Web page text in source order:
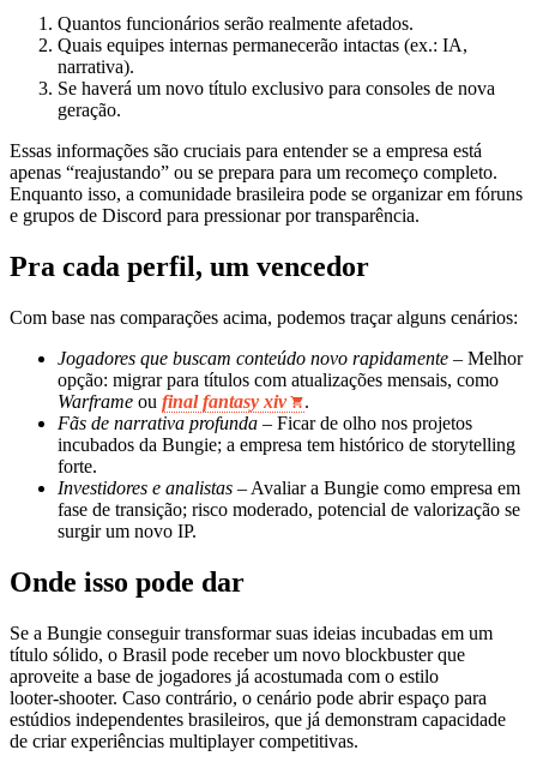
Quantos funcionários serão realmente afetados.
Quais equipes internas permanecerão intactas (ex.: IA,
narrativa).
Se haverá um novo título exclusivo para consoles de nova
geração.
Essas informações são cruciais para entender se a empresa está
apenas “reajustando” ou se prepara para um recomeço completo.
Enquanto isso, a comunidade brasileira pode se organizar em fóruns
e grupos de Discord para pressionar por transparência.
Pra cada perfil, um vencedor
Com base nas comparações acima, podemos traçar alguns cenários:
Jogadores que buscam conteúdo novo rapidamente – Melhor
opção: migrar para títulos com atualizações mensais, como
Warframe ou final fantasy xiv
.
Fãs de narrativa profunda – Ficar de olho nos projetos
incubados da Bungie; a empresa tem histórico de storytelling
forte.
Investidores e analistas – Avaliar a Bungie como empresa em
fase de transição; risco moderado, potencial de valorização se
surgir um novo IP.
Onde isso pode dar
Se a Bungie conseguir transformar suas ideias incubadas em um
título sólido, o Brasil pode receber um novo blockbuster que
aproveite a base de jogadores já acostumada com o estilo
looter‑shooter. Caso contrário, o cenário pode abrir espaço para
estúdios independentes brasileiros, que já demonstram capacidade
de criar experiências multiplayer competitivas.